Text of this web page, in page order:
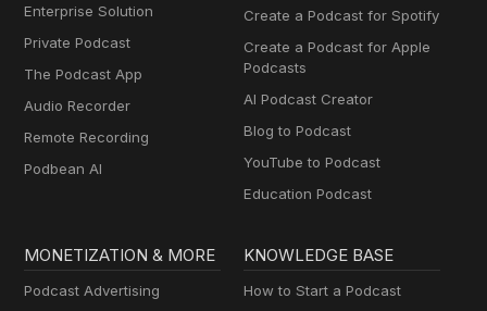
Enterprise Solution
Private Podcast
The Podcast App
Audio Recorder
Remote Recording
Podbean AI
Create a Podcast for Spotify
Create a Podcast for Apple
Podcasts
AI Podcast Creator
Blog to Podcast
YouTube to Podcast
Education Podcast
MONETIZATION & MORE
Podcast Advertising
KNOWLEDGE BASE
How to Start a Podcast